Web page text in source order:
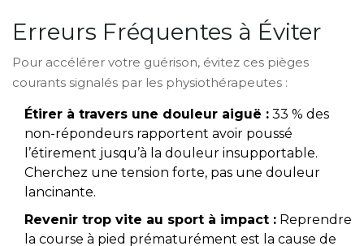
Erreurs Fréquentes à Éviter
Pour accélérer votre guérison, évitez ces pièges
courants signalés par les physiothérapeutes :
Étirer à travers une douleur aiguë : 33 % des
non-répondeurs rapportent avoir poussé
l’étirement jusqu’à la douleur insupportable.
Cherchez une tension forte, pas une douleur
lancinante.
Revenir trop vite au sport à impact : Reprendre
la course à pied prématurément est la cause de